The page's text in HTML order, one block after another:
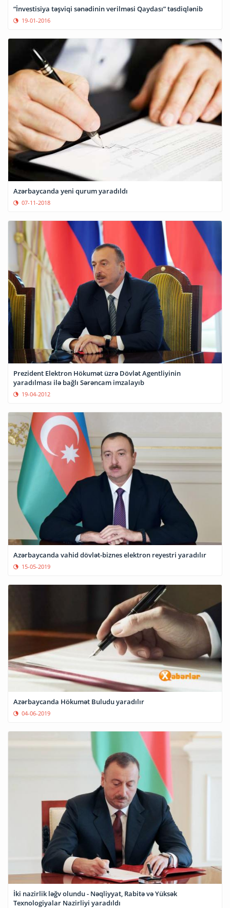
“İnvestisiya təşviqi sənədinin verilməsi Qaydası” təsdiqlənib
19-01-2016
Azərbaycanda yeni qurum yaradıldı
07-11-2018
Prezident Elektron Hökumət üzrə Dövlət Agentliyinin
yaradılması ilə bağlı Sərəncam imzalayıb
19-04-2012
Azərbaycanda vahid dövlət-biznes elektron reyestri yaradılır
15-05-2019
Azərbaycanda Hökumət Buludu yaradılır
04-06-2019
İki nazirlik ləğv olundu - Nəqliyyat, Rabitə və Yüksək
Texnologiyalar Nazirliyi yaradıldı